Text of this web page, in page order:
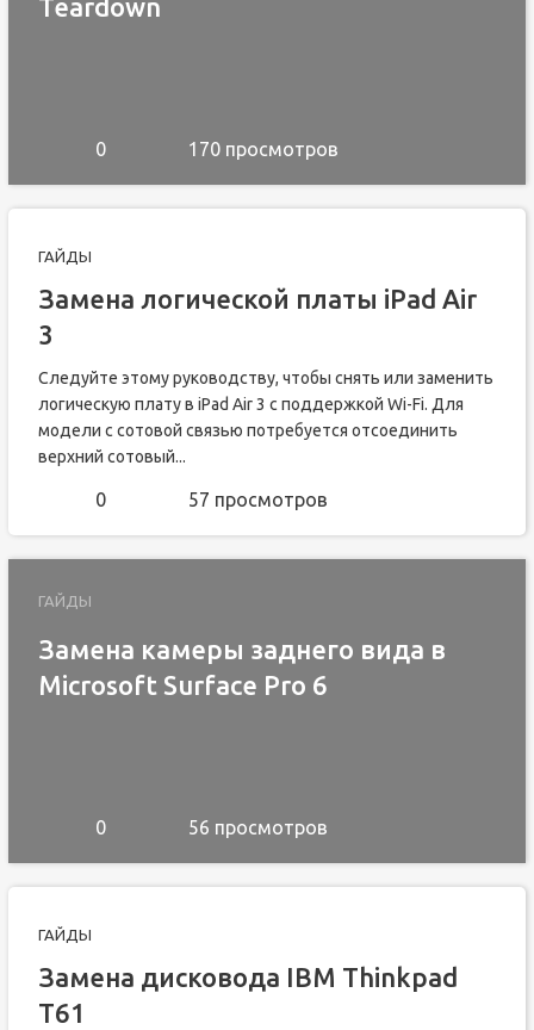
Teardown
0 170 просмотров
ГАЙДЫ
Замена логической платы iPad Air
3
Следуйте этому руководству, чтобы снять или заменить
логическую плату в iPad Air 3 с поддержкой Wi-Fi. Для
модели с сотовой связью потребуется отсоединить
верхний сотовый...
0 57 просмотров
ГАЙДЫ
Замена камеры заднего вида в
Microsoft Surface Pro 6
0 56 просмотров
ГАЙДЫ
Замена дисковода IBM Thinkpad
T61